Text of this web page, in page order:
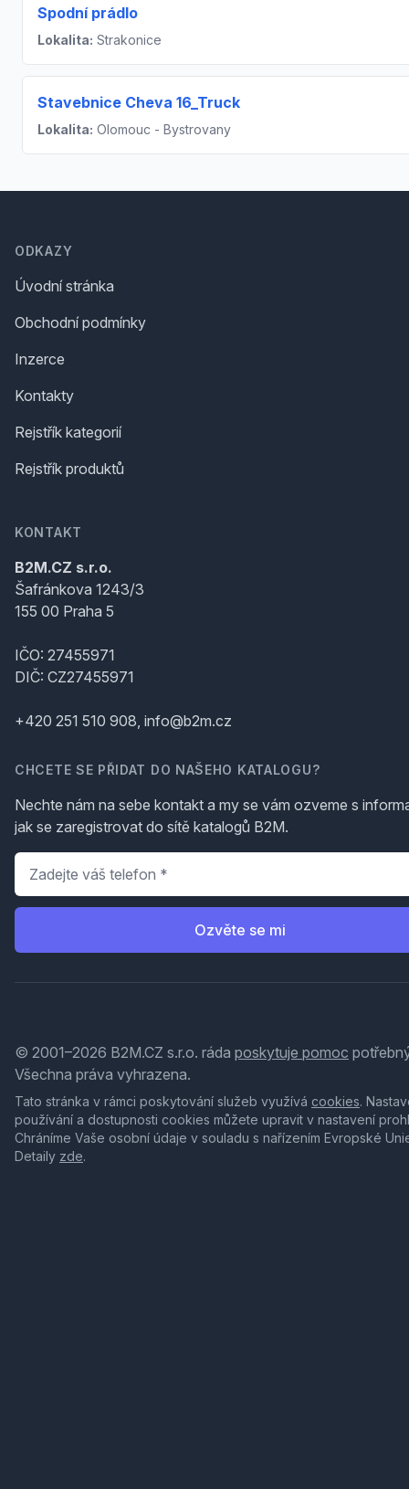
Spodní prádlo
Lokalita: Strakonice
Stavebnice Cheva 16_Truck
Lokalita: Olomouc - Bystrovany
ODKAZY
Úvodní stránka
Obchodní podmínky
Inzerce
Kontakty
Rejstřík kategorií
Rejstřík produktů
KONTAKT
B2M.CZ s.r.o.
Šafránkova 1243/3
155 00 Praha 5
IČO: 27455971
DIČ: CZ27455971
+420 251 510 908, info@b2m.cz
CHCETE SE PŘIDAT DO NAŠEHO KATALOGU?
Nechte nám na sebe kontakt a my se vám ozveme s
jak se zaregistrovat do sítě katalogů B2M.
Telefon
Ozvěte se mi
© 2001–2026 B2M.CZ s.r.o. ráda poskytuje pomoc
Všechna práva vyhrazena.
Tato stránka v rámci poskytování služeb využívá cookies.
používání a dostupnosti cookies můžete upravit v nastavení
Chráníme Vaše osobní údaje v souladu s nařízením Evropské
Detaily zde.